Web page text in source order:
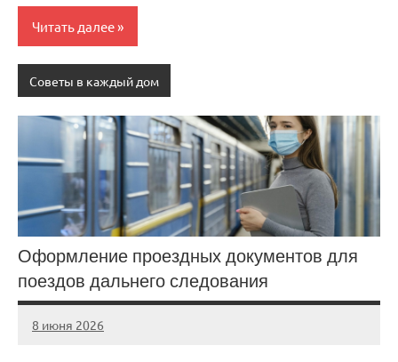
Читать далее
Советы в каждый дом
Оформление проездных документов для
поездов дальнего следования
8 июня 2026
Avtor
Нет